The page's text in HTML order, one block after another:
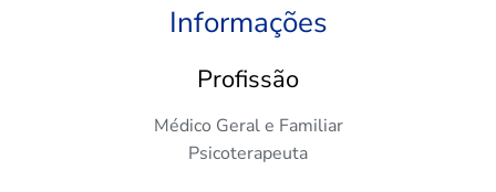
Informações
Profissão
Médico Geral e Familiar
Psicoterapeuta